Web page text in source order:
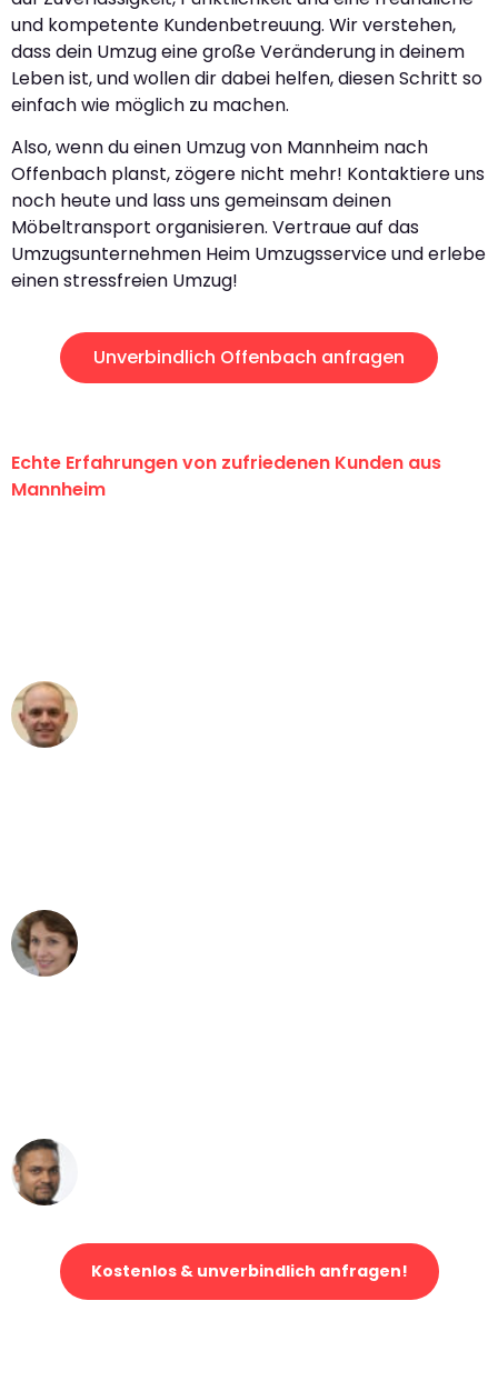
und kompetente Kundenbetreuung. Wir verstehen,
dass dein Umzug eine große Veränderung in deinem
Leben ist, und wollen dir dabei helfen, diesen Schritt so
einfach wie möglich zu machen.
Also, wenn du einen Umzug von Mannheim nach
Offenbach planst, zögere nicht mehr! Kontaktiere uns
noch heute und lass uns gemeinsam deinen
Möbeltransport organisieren. Vertraue auf das
Umzugsunternehmen Heim Umzugsservice und erlebe
einen stressfreien Umzug!
Unverbindlich Offenbach anfragen
Echte Erfahrungen von zufriedenen Kunden aus
Mannheim
Kostenlos & unverbindlich anfragen!